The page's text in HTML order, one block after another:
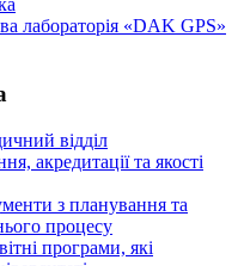
лабораторія «DAK GPS»
відділ
акредитації та якості
з планування та
процесу
програми, які